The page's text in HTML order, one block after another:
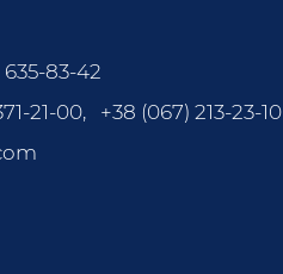
635-83-42
21-00,
+38 (067) 213-23-10